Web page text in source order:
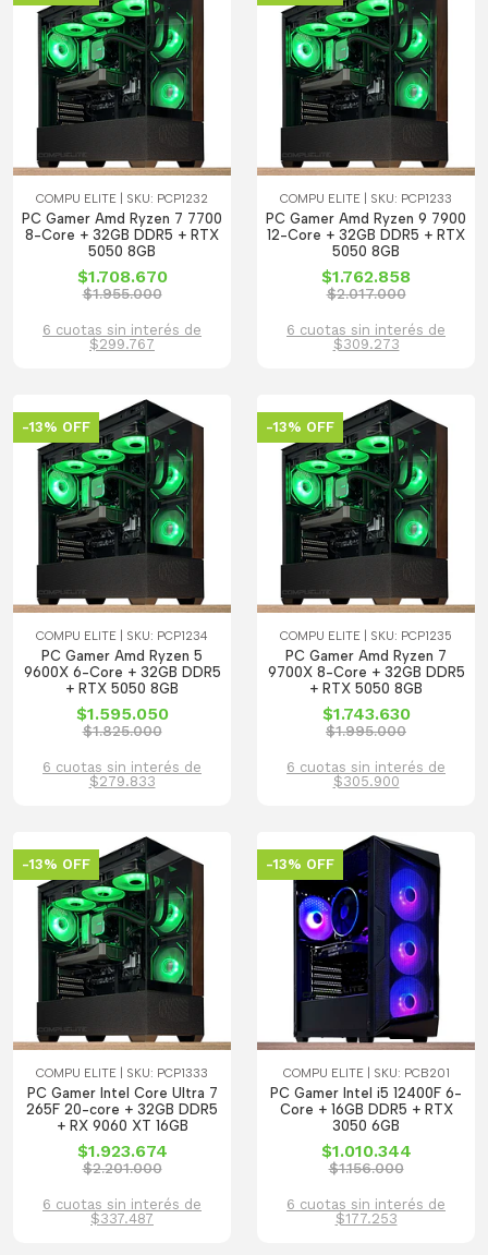
COMPU ELITE | SKU: PCP1232
PC Gamer Amd Ryzen 7 7700
8-Core + 32GB DDR5 + RTX
5050 8GB
$1.708.670
$1.955.000
6 cuotas sin interés de
$299.767
COMPU ELITE | SKU: PCP1233
PC Gamer Amd Ryzen 9 7900
12-Core + 32GB DDR5 + RTX
5050 8GB
$1.762.858
$2.017.000
6 cuotas sin interés de
$309.273
-13% OFF
COMPU ELITE | SKU: PCP1234
PC Gamer Amd Ryzen 5
9600X 6-Core + 32GB DDR5
+ RTX 5050 8GB
$1.595.050
$1.825.000
6 cuotas sin interés de
$279.833
-13% OFF
COMPU ELITE | SKU: PCP1235
PC Gamer Amd Ryzen 7
9700X 8-Core + 32GB DDR5
+ RTX 5050 8GB
$1.743.630
$1.995.000
6 cuotas sin interés de
$305.900
-13% OFF
COMPU ELITE | SKU: PCP1333
PC Gamer Intel Core Ultra 7
265F 20-core + 32GB DDR5
+ RX 9060 XT 16GB
$1.923.674
$2.201.000
6 cuotas sin interés de
$337.487
-13% OFF
COMPU ELITE | SKU: PCB201
PC Gamer Intel i5 12400F 6-
Core + 16GB DDR5 + RTX
3050 6GB
$1.010.344
$1.156.000
6 cuotas sin interés de
$177.253